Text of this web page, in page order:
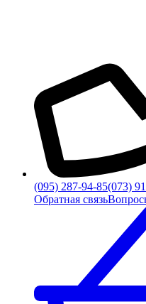
(095) 287-94-85(073)
Обратная связь